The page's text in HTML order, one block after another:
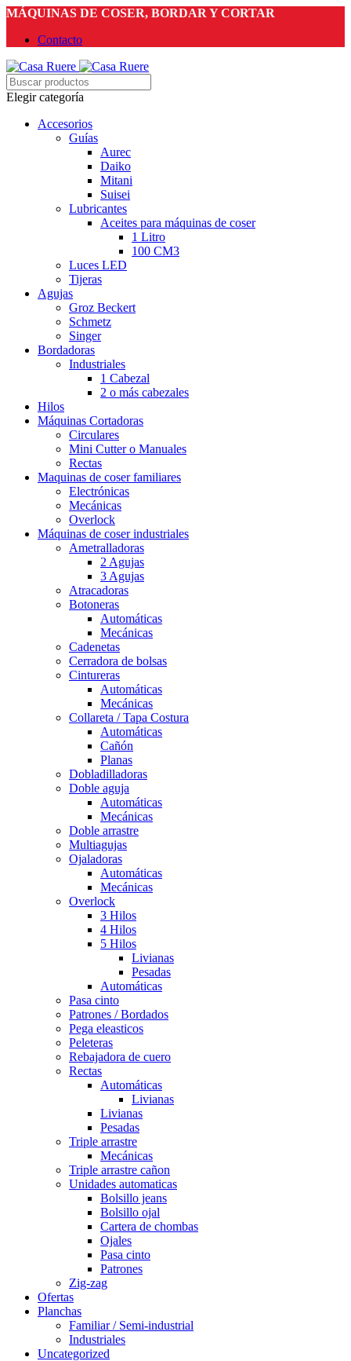
MÁQUINAS DE COSER, BORDAR Y CORTAR
Contacto
Elegir categoría
Accesorios
Guías
Aurec
Daiko
Mitani
Suisei
Lubricantes
Aceites para máquinas de coser
1 Litro
100 CM3
Luces LED
Tijeras
Agujas
Groz Beckert
Schmetz
Singer
Bordadoras
Industriales
1 Cabezal
2 o más cabezales
Hilos
Máquinas Cortadoras
Circulares
Mini Cutter o Manuales
Rectas
Maquinas de coser familiares
Electrónicas
Mecánicas
Overlock
Máquinas de coser industriales
Ametralladoras
2 Agujas
3 Agujas
Atracadoras
Botoneras
Automáticas
Mecánicas
Cadenetas
Cerradora de bolsas
Cintureras
Automáticas
Mecánicas
Collareta / Tapa Costura
Automáticas
Cañón
Planas
Dobladilladoras
Doble aguja
Automáticas
Mecánicas
Doble arrastre
Multiagujas
Ojaladoras
Automáticas
Mecánicas
Overlock
3 Hilos
4 Hilos
5 Hilos
Livianas
Pesadas
Automáticas
Pasa cinto
Patrones / Bordados
Pega eleasticos
Peleteras
Rebajadora de cuero
Rectas
Automáticas
Livianas
Livianas
Pesadas
Triple arrastre
Mecánicas
Triple arrastre cañon
Unidades automaticas
Bolsillo jeans
Bolsillo ojal
Cartera de chombas
Ojales
Pasa cinto
Patrones
Zig-zag
Ofertas
Planchas
Familiar / Semi-industrial
Industriales
Uncategorized